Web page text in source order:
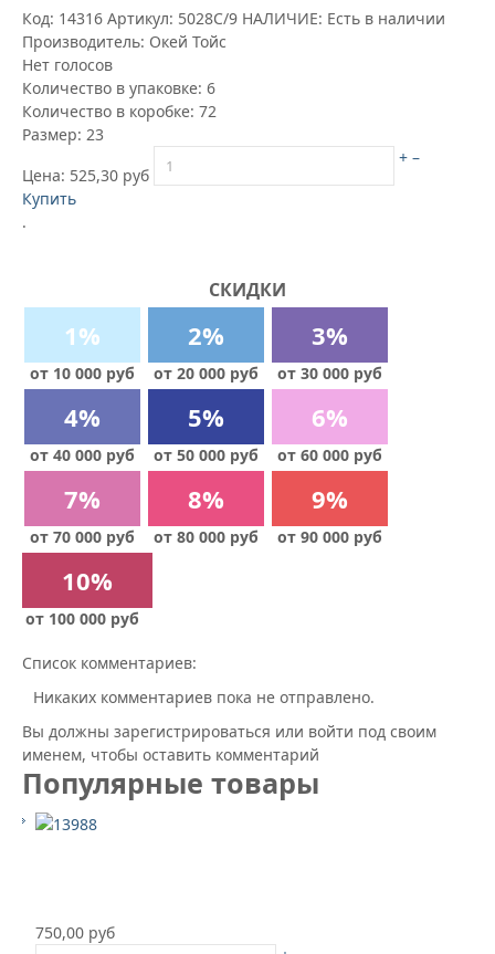
Код: 14316 Артикул: 5028С/9 НАЛИЧИЕ: Есть в наличии
Производитель: Окей Тойс
Нет голосов
Количество в упаковке: 6
Количество в коробке: 72
Размер: 23
Цена: 525,30 руб
+ –
Купить
.
СКИДКИ
1%
от 10 000 руб
2%
от 20 000 руб
3%
от 30 000 руб
4%
от 40 000 руб
5%
от 50 000 руб
6%
от 60 000 руб
7%
от 70 000 руб
8%
от 80 000 руб
9%
от 90 000 руб
10%
от 100 000 руб
Список комментариев:
Никаких комментариев пока не отправлено.
Вы должны зарегистрироваться или войти под своим
именем, чтобы оставить комментарий
Популярные товары
750,00 руб